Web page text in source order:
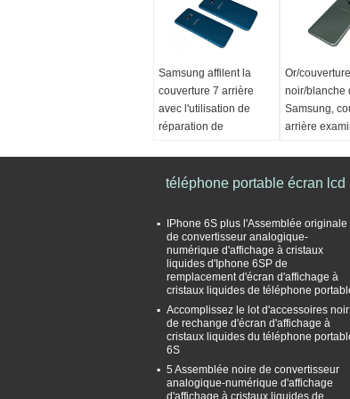
Samsung affilent la
couverture 7 arrière
avec l'utilisation de
réparation de
batterie
Couverture arrière pour
le bord du Samsung
Galaxy S7
couleur:Or, noir, blanc
Lieu d'origine:
Guangdong, Chine
(continentale)
Garantie:6 mois
Or/
noir/blanche
Samsung,
arrière
Couverture
le bord du
Galaxy S6
couleur:
Lieu d'origine:
Guangdong,
Garantie:6
téléphone portable écran lcd
IPhone 6S plus l'Assemblée originale
de convertisseur analogique-
numérique d'affichage à cristaux
liquides d'Iphone 6SP de
remplacement d'écran d'affichage à
cristaux liquides de téléphone
Accomplissez le lot d'accessoires noir
de rechange d'écran d'affichage à
cristaux liquides du téléphone
6S
5 Assemblée noire de convertisseur
analogique-numérique d'affichage
d'affichage à cristaux liquides de